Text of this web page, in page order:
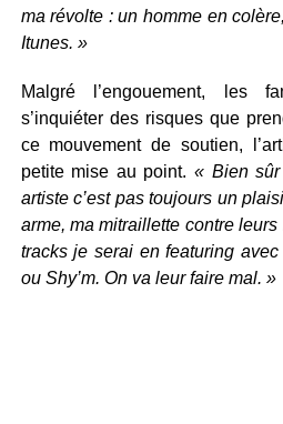
ma révolte : un homme en
Itunes. »
Malgré l’engouement, les
s’inquiéter des risques que
ce mouvement de soutien,
petite mise au point.« Bien sûr
artiste c’est pas toujours un
arme, ma mitraillette contre
tracks je serai en featuring
ou Shy’m. On va leur faire mal. »